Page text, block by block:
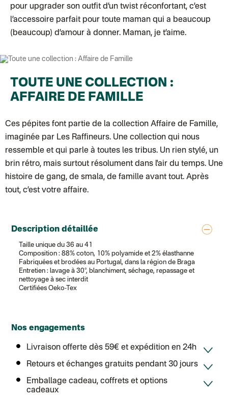
Lettre suivie (expédition Merci Maman)
Colissimo suivi (expédition June & Jane)
Colissimo suivi (expédition Les Fils)
Colissimo suivi (expédition Toi-même)
Lettre suivie (expédition par Noémie, la créatrice)
Colissimo suivi (expédition Minoe)
Lettre suivie (expédition April Eleven)
Colissimo suivi (expédition Petit Coq)
Lettre Suivie (expédition Atelier Wagram)
Lettre suivie (expédition Atelier Aismée)
Colissimo suivi (expédition Mon Petit Poids)
DPD colis suivi (expédition Bounce)
DPD colis suivi (expédition La Boîte Concept)
Colis suivi (expédition Loia)
Colissimo personnalisé
Colis suivi (expédition Maison Roshi)
Colissimo suivi (expédition Connoisseur)
Lettre prioritaire
Chronopost Belgique
Colissimo suivi (expédition par Tot): Livraison à votre domicile,
Chronopost - Livraison express à domicile: Colis livré en 1 à 3
Colissimo suivi (expédition partenaire)
Chronopost - Livraison Europe en relais Pickup
Colissimo suivi (expédition Soundivine)
Colissimo suivi (expédition Toi-même)
Lettre suivie (expédition par Noémie, la créatrice)
Colissimo suivi (expédition Zebrabook)
Colissimo suivi (expédition Minoe)
Lettre suivie (expédition April Eleven)
Lettre suivie (expédition Les mots doux)
Colissimo suivi (expédition Papier Curieux)
Lettre suivie (expédition Atelier Aismée)
DPD colis suivi (expédition Bounce)
pour upgrader son outfit d’un twist réconfortant, c’est
l’accessoire parfait pour toute maman qui a beaucoup
(beaucoup) d’amour à donner. Maman, je t’aime.
TOUTE UNE COLLECTION :
AFFAIRE DE FAMILLE
Ces pépites font partie de la collection Affaire de Famille,
imaginée par Les Raffineurs. Une collection qui nous
ressemble et qui parle à toutes les tribus. Un rien stylé, un
brin rétro, mais surtout résolument dans l'air du temps. Une
histoire de gang, de smala, de famille avant tout. Après
tout, c’est votre affaire.
Description détaillée
Taille unique du 36 au 41
Composition : 88% coton, 10% polyamide et 2% élasthanne
Fabriquées et brodées au Portugal, dans la région de Braga
Entretien : lavage à 30°, blanchiment, séchage, repassage et
nettoyage à sec interdit
Certifiées Oeko-Tex
Nos engagements
Livraison offerte dès 59€ et expédition en 24h
Retours et échanges gratuits pendant 30 jours
Emballage cadeau, coffrets et options
cadeaux